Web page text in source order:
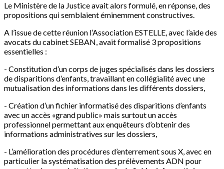
Le Ministère de la Justice avait alors formulé, en réponse, des
propositions qui semblaient éminemment constructives.
A l’issue de cette réunion l’Association ESTELLE, avec l’aide des
avocats du cabinet SEBAN, avait formalisé 3 propositions
essentielles :
- Constitution d’un corps de juges spécialisés dans les dossiers
de disparitions d’enfants, travaillant en collégialité avec une
mutualisation des informations dans les différents dossiers,
- Création d’un fichier informatisé des disparitions d’enfants
avec un accès «grand public» mais surtout un accès
professionnel permettant aux enquêteurs d’obtenir des
informations administratives sur les dossiers,
- L’amélioration des procédures d’enterrement sous X, avec en
particulier la systématisation des prélèvements ADN pour